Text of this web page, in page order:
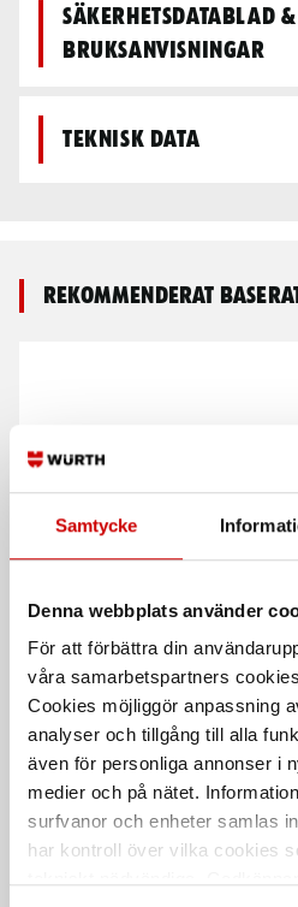
Samtycke
Denna webbplats använder
För att förbättra din
våra samarbetspartners
Cookies möjliggör anpassning
analyser och tillgång till alla
även för personliga annonser i
medier och på nätet.
surfvanor och enheter samlas
har kontroll över vilka cookies
Säkerhetsdatablad &
bruksanvisningar
Teknisk data
Rekommenderat
Rak
systemväska 4.4.1